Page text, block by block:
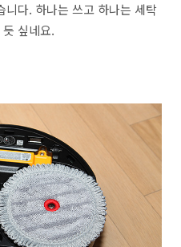
니다. 하나는 쓰고 하나는 세탁
싶네요.